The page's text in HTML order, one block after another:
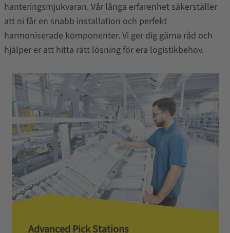
hanteringsmjukvaran. Vår långa erfarenhet säkerställer
att ni får en snabb installation och perfekt
harmoniserade komponenter. Vi ger dig gärna råd och
hjälper er att hitta rätt lösning för era logistikbehov.
Advanced Pick Stations